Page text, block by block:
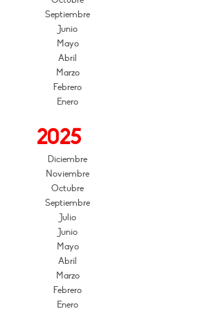
Septiembre
Junio
Mayo
Abril
Marzo
Febrero
Enero
2025
Diciembre
Noviembre
Octubre
Septiembre
Julio
Junio
Mayo
Abril
Marzo
Febrero
Enero